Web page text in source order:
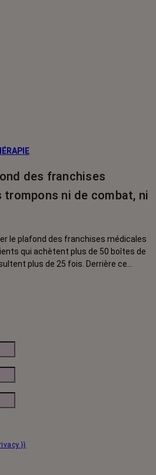
des franchises
trompons ni de combat, ni
le plafond des franchises médicales
qui achètent plus de 50 boîtes de
plus de 25 fois. Derrière ce
les personnes touchées par un cancer,
}}